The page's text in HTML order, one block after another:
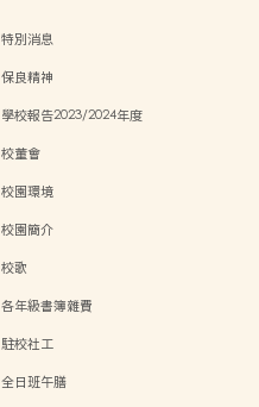
特別消息
保良精神
學校報告2023/2024年度
校董會
校園環境
校園簡介
校歌
各年級書簿雜費
駐校社工
全日班午膳